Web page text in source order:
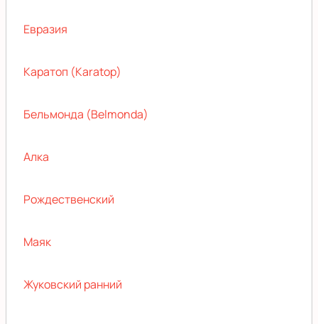
Евразия
Каратоп (Karatop)
Бельмонда (Belmonda)
Алка
Рождественский
Маяк
Жуковский ранний